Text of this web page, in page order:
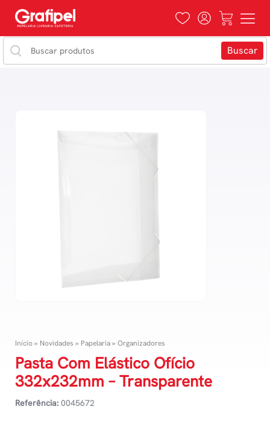
Início» Novidades » Papelaria» Organizadores
Pasta Com Elástico Ofício
332x232mm – Transparente
Referência: 0045672